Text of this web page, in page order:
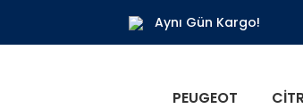
Aynı Gün Kargo!
PEUGEOT